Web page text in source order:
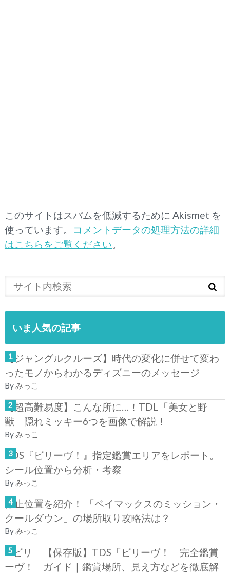
このサイトはスパムを低減するために Akismet を
使っています。
コメントデータの処理方法の詳細
はこちらをご覧ください。
いま人気の記事
【ジャングルクルーズ】時代の変化に併せて変わ
ったモノからわかるディズニーのメッセージ
Byみっこ
【超高難易度】こんな所に…！TDL「美女と野
獣」隠れミッキー6つを画像で解説！
Byみっこ
TDS『ビリーヴ！』指定鑑賞エリアをレポート。
シール位置から分析・考察
Byみっこ
停止位置を紹介！ 「ベイマックスのミッション・
クールダウン」の場所取り攻略法は？
Byみっこ
【保存版】TDS「ビリーヴ！」完全鑑賞
ガイド｜鑑賞場所、見え方などを徹底解